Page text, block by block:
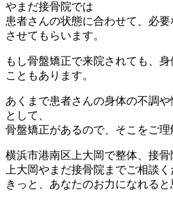
やまだ接骨院では
患者さんの状態に合わせて、必
させてもらいます。
もし骨盤矯正で来院されても、
こともあります。
あくまで患者さんの身体の不調
として、
骨盤矯正があるので、そこをご理
横浜市港南区上大岡で整体、接
上大岡やまだ接骨院までご相談く
きっと、あなたのお力になれる